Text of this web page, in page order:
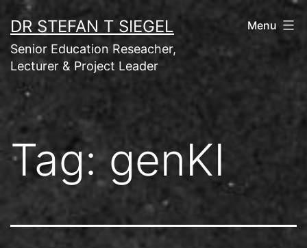
Skip
to
content
DR STEFAN T SIEGEL
Senior Education Reseacher,
Lecturer & Project Leader
Menu
Tag:genKI